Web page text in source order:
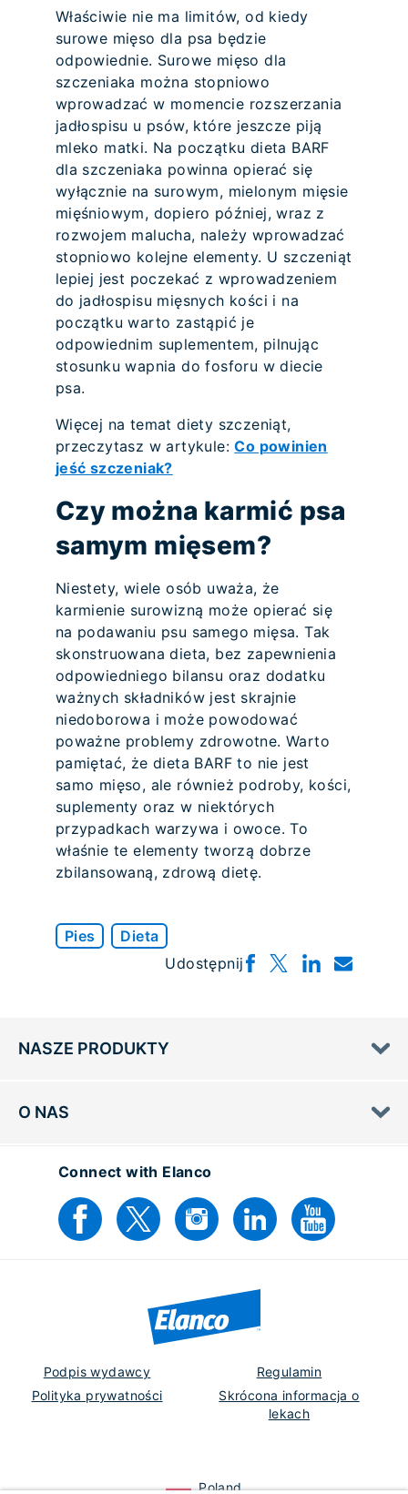
Właściwie nie ma limitów, od kiedy
surowe mięso dla psa będzie
odpowiednie. Surowe mięso dla
szczeniaka można stopniowo
wprowadzać w momencie rozszerzania
jadłospisu u psów, które jeszcze piją
mleko matki. Na początku dieta BARF
dla szczeniaka powinna opierać się
wyłącznie na surowym, mielonym mięsie
mięśniowym, dopiero później, wraz z
rozwojem malucha, należy wprowadzać
stopniowo kolejne elementy. U szczeniąt
lepiej jest poczekać z wprowadzeniem
do jadłospisu mięsnych kości i na
początku warto zastąpić je
odpowiednim suplementem, pilnując
stosunku wapnia do fosforu w diecie
psa.
Więcej na temat diety szczeniąt,
przeczytasz w artykule:Co powinien
jeść szczeniak?
Czy można karmić psa
samym mięsem?
Niestety, wiele osób uważa, że
karmienie surowizną może opierać się
na podawaniu psu samego mięsa. Tak
skonstruowana dieta, bez zapewnienia
odpowiedniego bilansu oraz dodatku
ważnych składników jest skrajnie
niedoborowa i może powodować
poważne problemy zdrowotne. Warto
pamiętać, że dieta BARF to nie jest
samo mięso, ale również podroby, kości,
suplementy oraz w niektórych
przypadkach warzywa i owoce. To
właśnie te elementy tworzą dobrze
zbilansowaną, zdrową dietę.
Pies
Dieta
Udostępnij
NASZE PRODUKTY
O NAS
Connect with Elanco
Podpis wydawcy
Regulamin
Polityka prywatności
Skrócona informacja o
lekach
Poland